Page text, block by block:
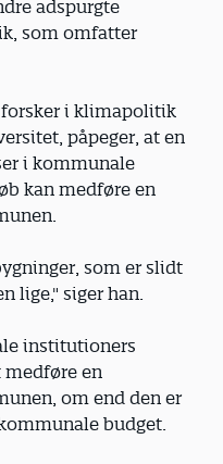
adspurgte
som omfatter
forsker i klimapolitik
påpeger, at en
i kommunale
kan medføre en
som er slidt
lige," siger han.
institutioners
medføre en
om end den er
budget.